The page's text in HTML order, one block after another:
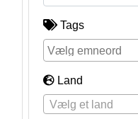
Tags
Land
Vælg et land